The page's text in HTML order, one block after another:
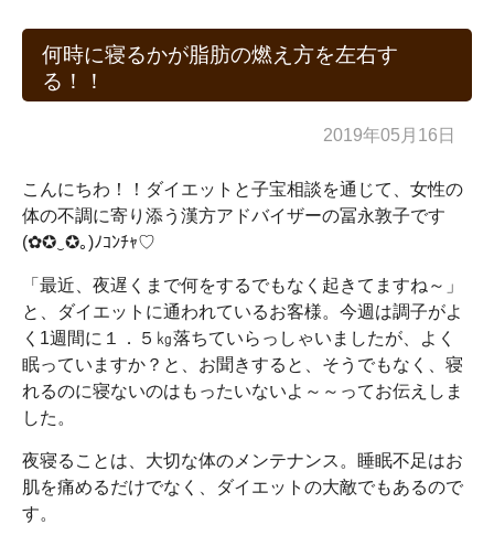
何時に寝るかが脂肪の燃え方を左右す
る！！
2019年05月16日
こんにちわ！！ダイエットと子宝相談を通じて、女性の
体の不調に寄り添う漢方アドバイザーの冨永敦子です
(✿✪‿✪｡)ﾉｺﾝﾁｬ♡
「最近、夜遅くまで何をするでもなく起きてますね～」
と、ダイエットに通われているお客様。今週は調子がよ
く1週間に１．５㎏落ちていらっしゃいましたが、よく
眠っていますか？と、お聞きすると、そうでもなく、寝
れるのに寝ないのはもったいないよ～～ってお伝えしま
した。
夜寝ることは、大切な体のメンテナンス。睡眠不足はお
肌を痛めるだけでなく、ダイエットの大敵でもあるので
す。